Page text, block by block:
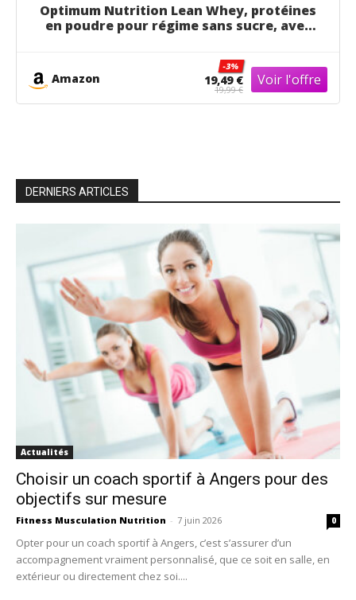
Optimum Nutrition Lean Whey, protéines
en poudre pour régime sans sucre, avec
des muscles, goût Fraises & Crème, 15
portions, 347 g
Amazon 19,49 €
-3%
19,99 €
DERNIERS ARTICLES
Actualités
Choisir un coach sportif à Angers pour des
objectifs sur mesure
Fitness Musculation Nutrition - 7 juin 2026 0
Opter pour un coach sportif à Angers, c’est s’assurer d’un
accompagnement vraiment personnalisé, que ce soit en salle, en
extérieur ou directement chez soi....